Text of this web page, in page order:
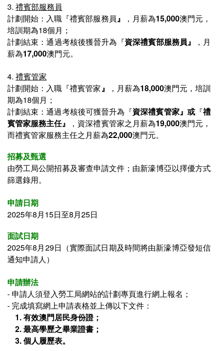
3. 禮賓部服務員
計劃開始： 入職 『禮賓部服務員 』 ， 月薪為15,000澳門元，
培訓期為18個月；
計劃結束 ：通過考核後獲晉升為『資深禮賓部服務員 』
，月
薪為17,000澳門元。
4. 禮賓管家
計劃開始： 入職 『禮賓管家 』 ， 月薪為18,000澳門元，培訓
期為18個月；
計劃結束：通過考核後可獲晉升為『資深禮賓管家​』或『禮
賓管家服務主任』 ， 資深禮賓管家​之月薪為19,000澳門元，
而禮賓管家服務主任之月薪為22,000澳門元。
招募及甄選
由勞工局公開招募及審查申請文件； 由新濠博亞以擇優方式
篩選錄用。
申請日期
2025年8月15日至8月25日
面試日期
2025年8月29日 （實際面試日期及時間將由新濠博亞發短信
通知申請人 ）
申請辦法
- 申請人須登入勞工局網站的計劃專頁進行網上報名；
- 完成填寫網上申請表格並上傳以下文件：
1. 有效澳門居民身份證；
2.最高學歷之畢業證書 ；
3. 個人履歷表。